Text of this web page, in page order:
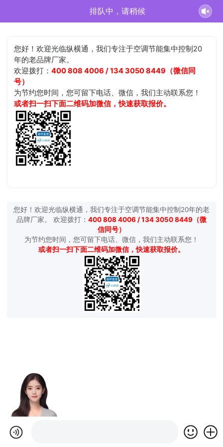
排队中，请稍候
您好！欢迎光临纵横通，我们专注于空调节能集中控制20
年的老品牌厂家。
欢迎拨打：400 808 4006 / 134 3050 8449（微信同
号）
为节约您时间，您可留下电话、微信，我们主动联系您！
或者扫一扫下面二维码加微信，快速获取报价。
您好！欢迎光临纵横通，我们专注于空调节能集中控制20年的老
品牌厂家。 欢迎拨打： 400 808 4006 / 134 3050 8449（微
信同号）
为节约您时间，您可留下电话、微信，我们主动联系您！
或者扫一扫下面二维码加微信，快速获取报价。